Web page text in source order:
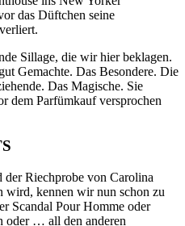
das Düftchen seine
Sillage, die wir hier beklagen.
Gemachte. Das Besondere. Die
Das Magische. Sie
dem Parfümkauf versprochen
der Riechprobe von Carolina
wird, kennen wir nun schon zu
Scandal Pour Homme oder
oder … all den anderen